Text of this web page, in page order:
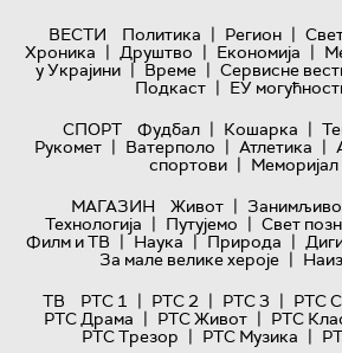
ВЕСТИ Политика | Регион |
Хроника | Друштво | Економија |
у Украјини | Време | Сервисне
Подкаст | ЕУ
СПОРТ
Фудбал | Кошарка |
Рукомет | Ватерполо | Атлетика |
спортови |
МАГАЗИН
Живот |
Технологијa | Путујемо | Свет
Филм и ТВ | Наука | Природа |
За мале велике хероје |
ТВ
РТС 1 | РТС 2 | РТС 3 | РТС
РТС Драма | РТС Живот | РТС
РТС Трезор | РТС Музика |